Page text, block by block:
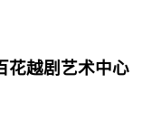
花越剧艺术中心